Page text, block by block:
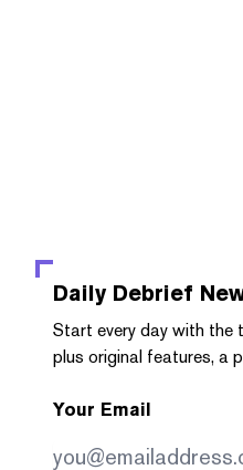
Daily Debrief
Start every day with the
plus original features, a
Your Email